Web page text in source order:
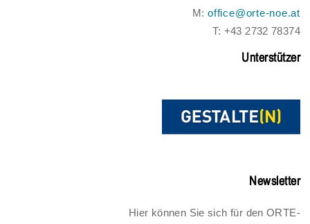
M:office@orte-noe.at
T: +43 2732 78374
Unterstützer
Newsletter
Hier können Sie sich für den ORTE-